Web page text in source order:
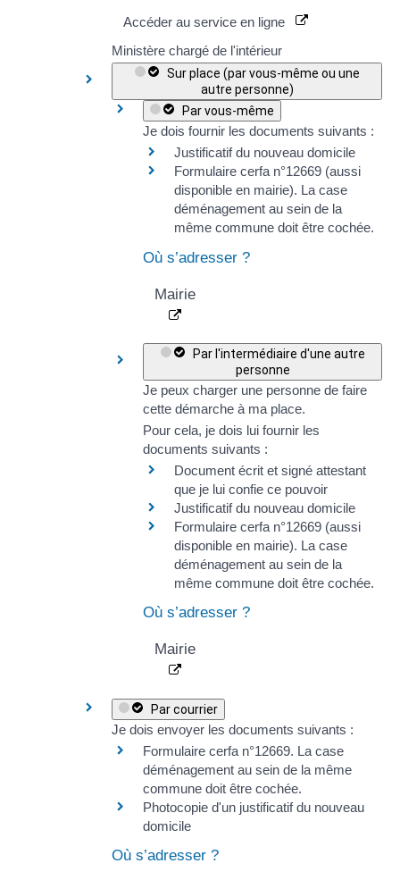
Accéder au service en ligne
Ministère chargé de l'intérieur
Sur place (par vous-même ou une
autre personne)
Par vous-même
Je dois fournir les documents suivants :
Justificatif du nouveau domicile
Formulaire cerfa n°12669 (aussi
disponible en mairie). La case
déménagement au sein de la
même commune doit être cochée.
Où s’adresser ?
Mairie
Par l'intermédiaire d'une autre
personne
Je peux charger une personne de faire
cette démarche à ma place.
Pour cela, je dois lui fournir les
documents suivants :
Document écrit et signé attestant
que je lui confie ce pouvoir
Justificatif du nouveau domicile
Formulaire cerfa n°12669 (aussi
disponible en mairie). La case
déménagement au sein de la
même commune doit être cochée.
Où s’adresser ?
Mairie
Par courrier
Je dois envoyer les documents suivants :
Formulaire cerfa n°12669. La case
déménagement au sein de la même
commune doit être cochée.
Photocopie d'un justificatif du nouveau
domicile
Où s’adresser ?